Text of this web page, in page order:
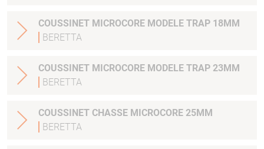
COUSSINET MICROCORE MODELE TRAP 18MM
BERETTA
COUSSINET MICROCORE MODELE TRAP 23MM
BERETTA
COUSSINET CHASSE MICROCORE 25MM
BERETTA